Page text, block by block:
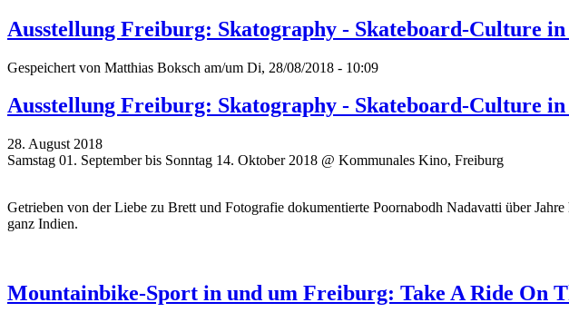
Ausstellung Freiburg: Skatography - Skateboard-Culture
Gespeichert von Matthias Boksch am/um Di, 28/08/2018 - 10:09
Ausstellung Freiburg: Skatography - Skateboard-Culture
28. August 2018
Samstag 01. September bis Sonntag 14. Oktober 2018 @ Kommunales Kino, Freiburg
Getrieben von der Liebe zu Brett und Fotografie dokumentierte Poornabodh Nadavatti über
ganz Indien.
Mountainbike-Sport in und um Freiburg: Take A Ride On